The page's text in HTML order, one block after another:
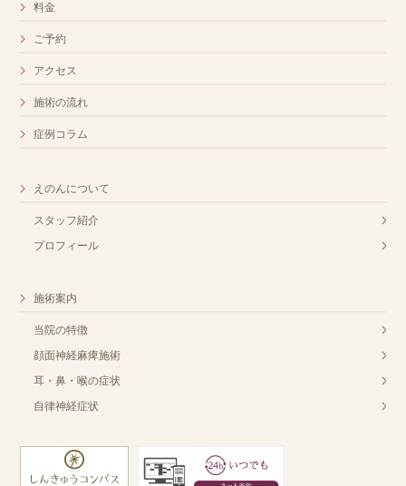
料金
ご予約
アクセス
施術の流れ
症例コラム
えのんについて
スタッフ紹介
プロフィール
施術案内
当院の特徴
顔面神経麻痺施術
耳・鼻・喉の症状
自律神経症状